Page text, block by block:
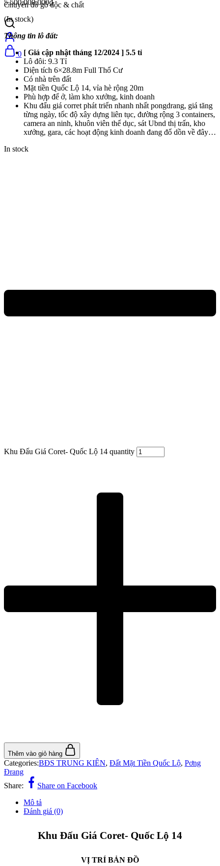
Chuyên đồ gỗ độc & chất
0
5,500,000,000₫
(In stock)
Thông tin lô đất:
[ Giá cập nhật tháng 12/2024 ] 5.5 tỉ
Lô đôi: 9.3 Tỉ
Diện tích 6×28.8m Full Thổ Cư
Có nhà trên đất
Mặt tiền Quốc Lộ 14, vỉa hè rộng 20m
Phù hợp để ở, làm kho xưởng, kinh doanh
Khu đấu giá corret phát triển nhanh nhất pongdrang, giá tăng
từng ngày, tốc độ xây dựng liên tục, đường rộng 3 containers,
camera an ninh, khuôn viên thể dục, sát Ubnd thị trấn, kho
xưởng, gara, các hoạt động kinh doanh đang đổ dồn về đây…
In stock
Khu Đấu Giá Coret- Quốc Lộ 14 quantity
Thêm vào giỏ hàng
Categories:BĐS TRUNG KIÊN, Đất Mặt Tiền Quốc Lộ, Pơng
Đrang
Share:
Share on Facebook
Mô tả
Đánh giá (0)
Khu Đấu Giá Coret- Quốc Lộ 14
VỊ TRÍ BẢN ĐỒ